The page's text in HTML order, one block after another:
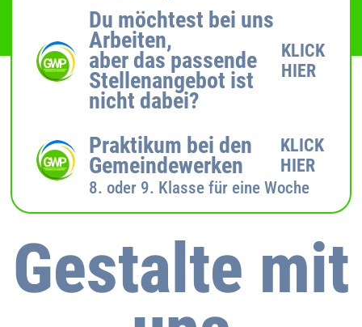
Du möchtest bei uns
Arbeiten,
aber das passende
Stellenangebot ist
nicht dabei?
KLICK
HIER
Praktikum bei den
Gemeindewerken
KLICK
HIER
8. oder 9. Klasse für eine Woche
Gestalte mit